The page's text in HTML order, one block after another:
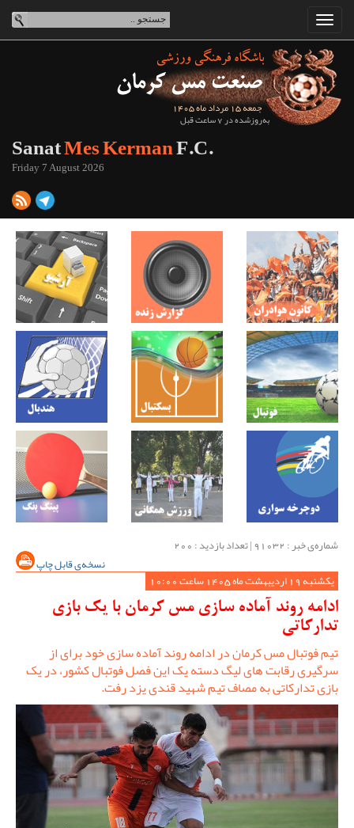
جمعه 15 مرداد ماه 1405
به‌روزشده در 7 ساعت قبل
SanatMes KermanF.C.
Friday 7 August 2026
شماره‌ی خبر : ‌91032 | تعداد بازدید : 200
نسخه‌ی قابل چاپ
یکشنبه 19 اردیبهشت ماه 1405 ساعت 10:00
ادامه روند آماده سازی مس کرمان با یک بازی
تدارکاتی
تیم فوتبال مس کرمان در ادامه روند آماده سازی خود برای از
سرگیری رقابت های لیگ دسته یک این فصل فوتبال کشور، در یک
بازی تدارکاتی به مصاف تیم شهید قندی یزد رفت.